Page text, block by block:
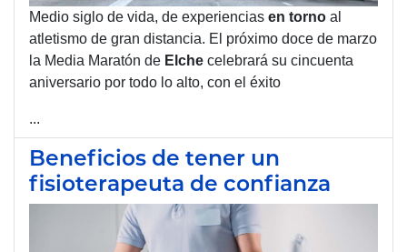
Medio siglo de vida, de experiencias en torno al
atletismo de gran distancia. El próximo doce de marzo
la Media Maratón de Elche celebrará su cincuenta
aniversario por todo lo alto, con el éxito
...
Beneficios de tener un
fisioterapeuta de confianza